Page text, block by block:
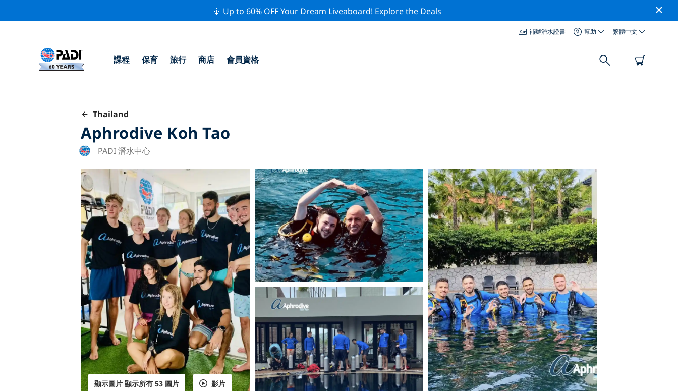
🚢 Up to 60% OFF Your Dream Liveaboard! Explore the Deals
補辦潛水證書 幫助 繁體中文
課程 保育 旅行 商店 會員資格
Thailand
Aphrodive Koh Tao
PADI 潛水中心
顯示圖片 顯示所有 53 圖片 影片